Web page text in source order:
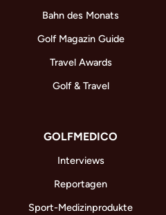
Bahn des Monats
Golf Magazin Guide
Travel Awards
Golf & Travel
GOLFMEDICO
Interviews
Reportagen
Sport-Medizinprodukte